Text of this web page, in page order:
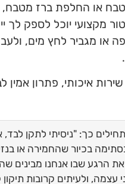
או החלפת ברז מטבח,
מקצועי יוכל לספק לך
או מגביר לחץ מים,
איכותי, פתרון אמין
כך: "ניסיתי לתקן לבד,
בכיור שהחמירה או
הרגע שבו אנחנו מבינים
ולעיתים קרובות תיקון